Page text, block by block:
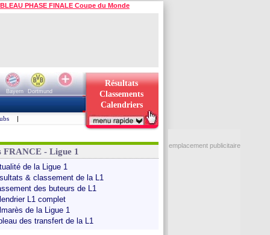
PHASE FINALE Coupe du Monde
Bayern
Dortmund
Résultats
Classements
Calendriers
|
FRANCE - Ligue 1
de la Ligue 1
& classement de la L1
des buteurs de L1
L1 complet
de la Ligue 1
des transfert de la L1
emplacement publicitaire